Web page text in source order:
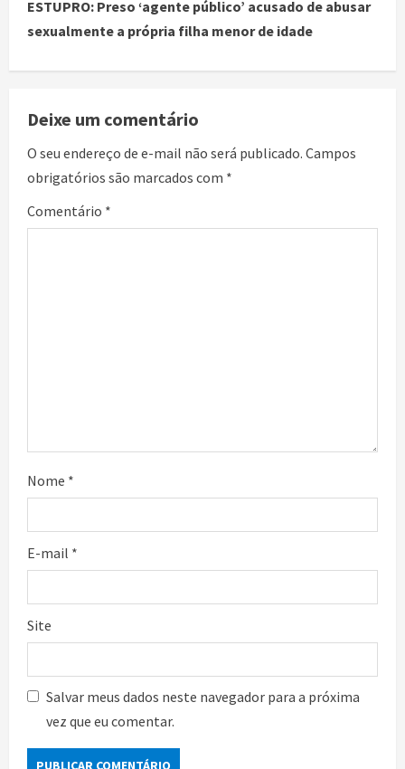
ESTUPRO: Preso ‘agente público’ acusado de abusar
sexualmente a própria filha menor de idade
Deixe um comentário
O seu endereço de e-mail não será publicado. Campos
obrigatórios são marcados com *
Comentário *
Nome *
E-mail *
Site
Salvar meus dados neste navegador para a próxima
vez que eu comentar.